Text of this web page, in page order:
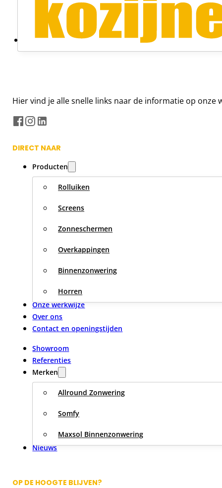
Hier vind je alle snelle links naar de informatie op
DIRECT NAAR
Producten
Rolluiken
Screens
Zonneschermen
Overkappingen
Binnenzonwering
Horren
Onze werkwijze
Over ons
Contact en openingstijden
Showroom
Referenties
Merken
Allround Zonwering
Somfy
Maxsol Binnenzonwering
Nieuws
OP DE HOOGTE BLIJVEN?